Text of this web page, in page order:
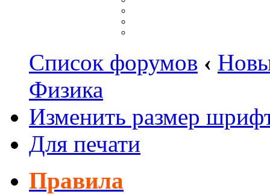
Список форумов ‹
Физика
Изменить размер
Для печати
Правила